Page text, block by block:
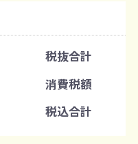
製品サンプルは各色3個まで
税抜合計
消費税額
税込合計